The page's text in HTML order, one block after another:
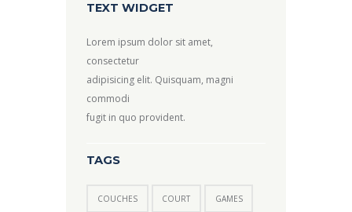
TEXT WIDGET
Lorem ipsum dolor sit amet,
consectetur
adipisicing elit. Quisquam, magni
commodi
fugit in quo provident.
TAGS
COUCHES COURT GAMES